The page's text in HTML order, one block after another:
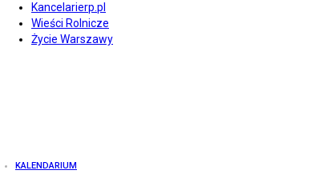
Kancelarierp.pl
Wieści Rolnicze
Życie Warszawy
KALENDARIUM